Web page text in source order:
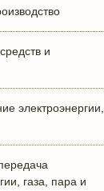
и
электроэнергии,
газа, пара и